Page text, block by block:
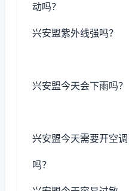
动吗？
兴安盟紫外线强吗？
兴安盟今天会下雨吗？
兴安盟今天需要开空调
吗？